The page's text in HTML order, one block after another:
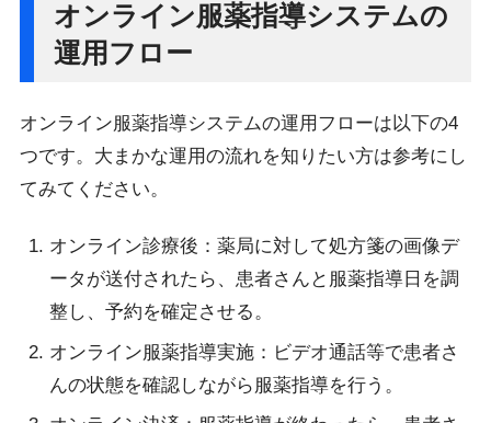
オンライン服薬指導システムの
運用フロー
オンライン服薬指導システムの運用フローは以下の4
つです。大まかな運用の流れを知りたい方は参考にし
てみてください。
オンライン診療後：薬局に対して処方箋の画像デ
ータが送付されたら、患者さんと服薬指導日を調
整し、予約を確定させる。
オンライン服薬指導実施：ビデオ通話等で患者さ
んの状態を確認しながら服薬指導を行う。